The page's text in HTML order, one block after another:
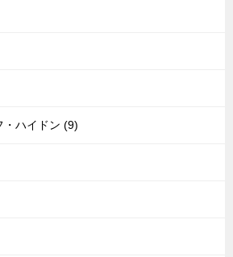
・ハイドン (9)